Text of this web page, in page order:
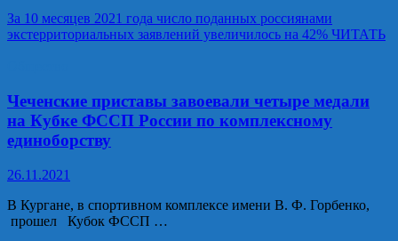
За 10 месяцев 2021 года число поданных россиянами
экстерриториальных заявлений увеличилось на 42% ЧИТАТЬ
Чеченские приставы завоевали четыре медали
на Кубке ФССП России по комплексному
единоборству
26.11.2021
В Кургане, в спортивном комплексе имени В. Ф. Горбенко,
прошел Кубок ФССП …